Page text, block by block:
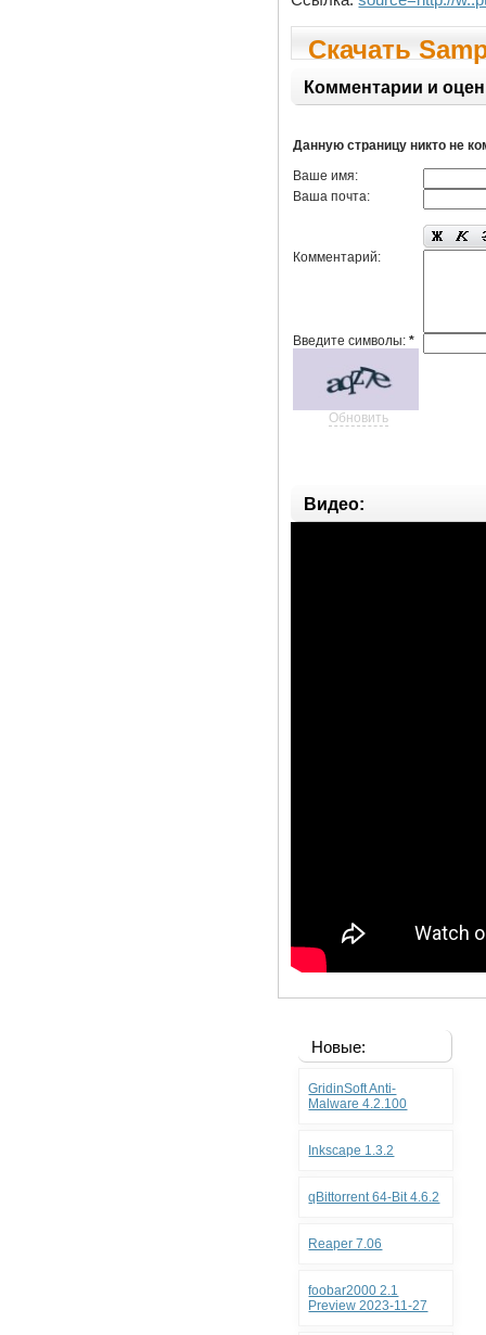
Скачать
Комментарии и
Данную страницу никто не
Ваше имя:
Ваша почта:
Комментарий:
Введите символы:*
Обновить
Видео:
Новые:
GridinSoft Anti-
Malware 4.2.100
Inkscape 1.3.2
qBittorrent 64-Bit 4.6.2
Reaper 7.06
foobar2000 2.1
Preview 2023-11-27